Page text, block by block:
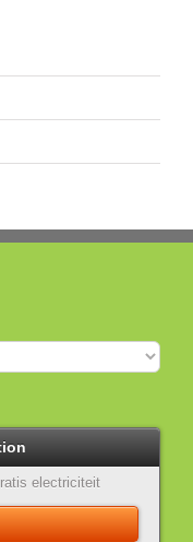
electriciteit